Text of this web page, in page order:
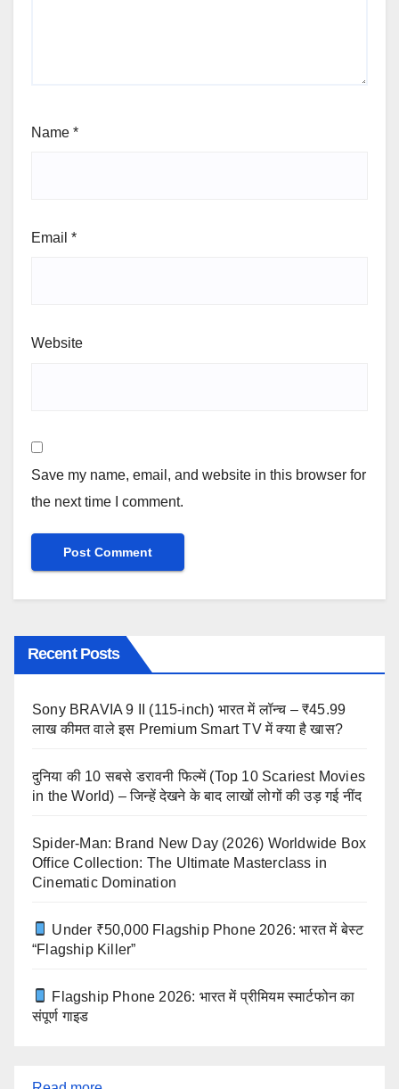
Name *
Email *
Website
Save my name, email, and website in this browser for
the next time I comment.
Recent Posts
Sony BRAVIA 9 II (115-inch) भारत में लॉन्च – ₹45.99
लाख कीमत वाले इस Premium Smart TV में क्या है खास?
दुनिया की 10 सबसे डरावनी फिल्में (Top 10 Scariest Movies
in the World) – जिन्हें देखने के बाद लाखों लोगों की उड़ गई नींद
Spider-Man: Brand New Day (2026) Worldwide Box
Office Collection: The Ultimate Masterclass in
Cinematic Domination
Under ₹50,000 Flagship Phone 2026: भारत में बेस्ट
“Flagship Killer”
Flagship Phone 2026: भारत में प्रीमियम स्मार्टफोन का
संपूर्ण गाइड